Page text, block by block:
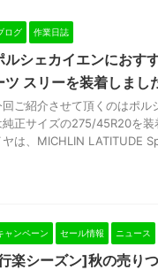
ログ 作業日誌
ルシェカイエンにおす
ツ スリーを装着しま
回ご紹介させて頂くのはポ
純正サイズの275/45R20を
ヤは、MICHLIN LATITUDE
ャンペーン セール情報 ニュース
楽シーズン]秋の売り